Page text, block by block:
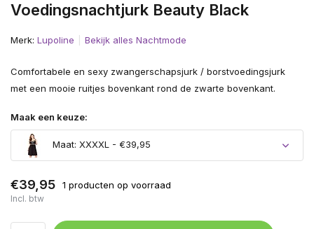
Voedingsnachtjurk Beauty Black
Merk: Lupoline Bekijk alles Nachtmode
Comfortabele en sexy zwangerschapsjurk / borstvoedingsjurk
met een mooie ruitjes bovenkant rond de zwarte bovenkant.
Maak een keuze:
Maat: XXXXL - €39,95
€39,95 1 producten op voorraad
Incl. btw